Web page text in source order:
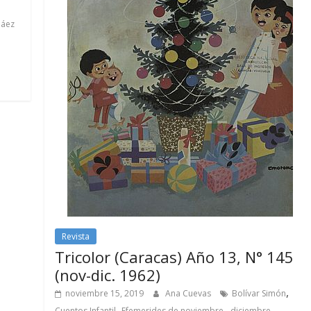
Revista
Tricolor (Caracas) Año 13, N° 145
(nov-dic. 1962)
noviembre 15, 2019 Ana Cuevas Bolívar Simón,